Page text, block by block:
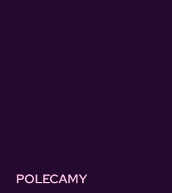
POLECAMY